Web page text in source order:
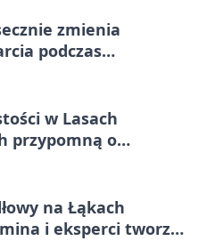
zmienia
podczas
w Lasach
przypomną o
na Łąkach
i eksperci tworzą